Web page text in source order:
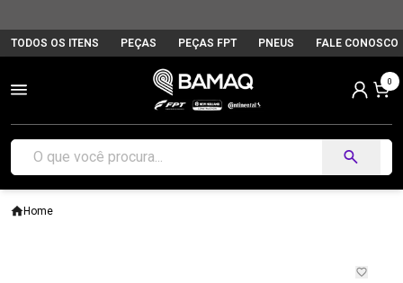
TODOS OS ITENS PEÇAS PEÇAS FPT PNEUS FALE CONOSCO
0
Home